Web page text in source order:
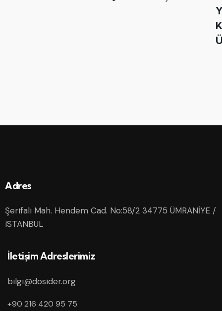
Adres
Şerifali Mah. Hendem Cad. No:58/2 34775 ÜMRANİYE /
iSTANBUL
İletişim Adreslerimiz
bilgi@dosider.org
+90 216 420 95 75